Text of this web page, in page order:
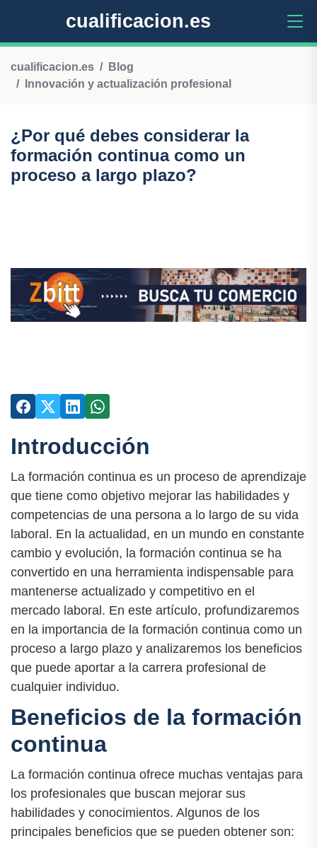
cualificacion.es
cualificacion.es
Blog
Innovación y actualización profesional
¿Por qué debes considerar la
formación continua como un
proceso a largo plazo?
Introducción
La formación continua es un proceso de aprendizaje
que tiene como objetivo mejorar las habilidades y
competencias de una persona a lo largo de su vida
laboral. En la actualidad, en un mundo en constante
cambio y evolución, la formación continua se ha
convertido en una herramienta indispensable para
mantenerse actualizado y competitivo en el
mercado laboral. En este artículo, profundizaremos
en la importancia de la formación continua como un
proceso a largo plazo y analizaremos los beneficios
que puede aportar a la carrera profesional de
cualquier individuo.
Beneficios de la formación
continua
La formación continua ofrece muchas ventajas para
los profesionales que buscan mejorar sus
habilidades y conocimientos. Algunos de los
principales beneficios que se pueden obtener son: